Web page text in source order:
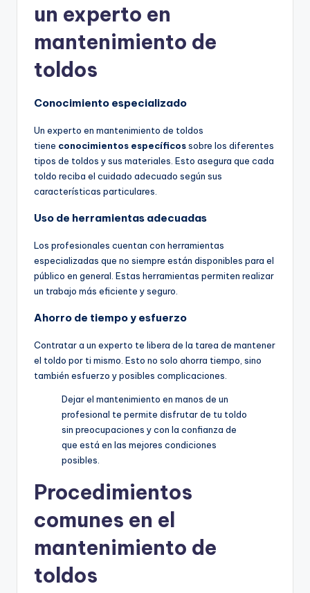
un experto en
mantenimiento de
toldos
Conocimiento especializado
Un experto en mantenimiento de toldos
tiene conocimientos específicossobre los diferentes
tipos de toldos y sus materiales. Esto asegura que cada
toldo reciba el cuidado adecuado según sus
características particulares.
Uso de herramientas adecuadas
Los profesionales cuentan con herramientas
especializadas que no siempre están disponibles para el
público en general. Estas herramientas permiten realizar
un trabajo más eficiente y seguro.
Ahorro de tiempo y esfuerzo
Contratar a un experto te libera de la tarea de mantener
el toldo por ti mismo. Esto no solo ahorra tiempo, sino
también esfuerzo y posibles complicaciones.
Dejar el mantenimiento en manos de un
profesional te permite disfrutar de tu toldo
sin preocupaciones y con la confianza de
que está en las mejores condiciones
posibles.
Procedimientos
comunes en el
mantenimiento de
toldos